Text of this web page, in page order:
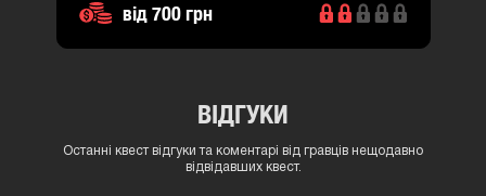
від 700 грн
ВІДГУКИ
Останні квест відгуки та коментарі від гравців нещодавно
відвідавших квест.